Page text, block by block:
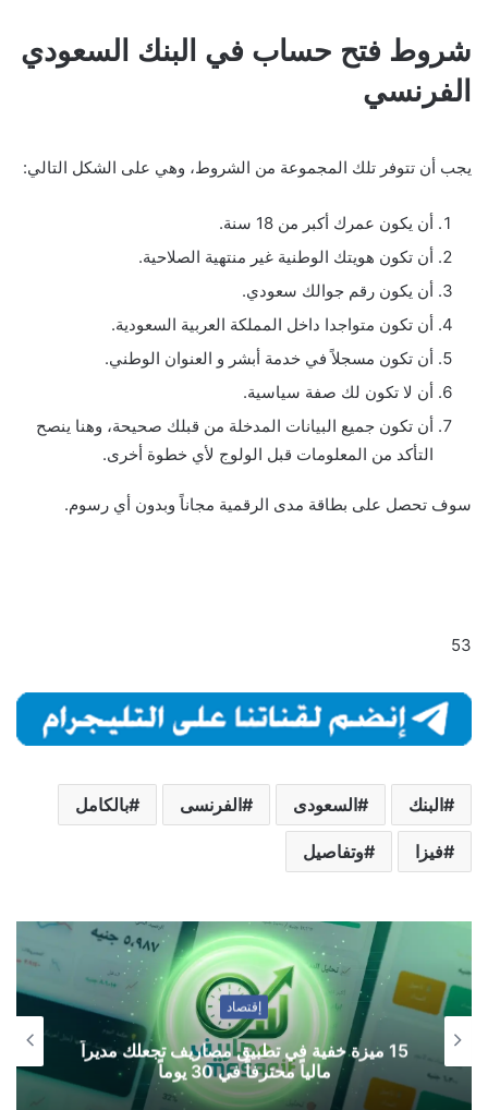
شروط فتح حساب في البنك السعودي
الفرنسي
يجب أن تتوفر تلك المجموعة من الشروط، وهي على الشكل التالي:
أن يكون عمرك أكبر من 18 سنة.
أن تكون هويتك الوطنية غير منتهية الصلاحية.
أن يكون رقم جوالك سعودي.
أن تكون متواجدا داخل المملكة العربية السعودية.
أن تكون مسجلاً في خدمة أبشر و العنوان الوطني.
أن لا تكون لك صفة سياسية.
أن تكون جميع البيانات المدخلة من قبلك صحيحة، وهنا ينصح
التأكد من المعلومات قبل الولوج لأي خطوة أخرى.
سوف تحصل على بطاقة مدى الرقمية مجاناً وبدون أي رسوم.
53
البنك السعودى الفرنسى بالكامل
فيزا وتفاصيل
إقتصاد
15 ميزة خفية في تطبيق مصاريف تجعلك مديراً
مالياً محترفاً في 30 يوماً